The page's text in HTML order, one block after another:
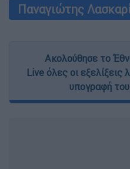
Παναγιώτης
Ακολούθησε το
Live όλες οι
υπογραφή